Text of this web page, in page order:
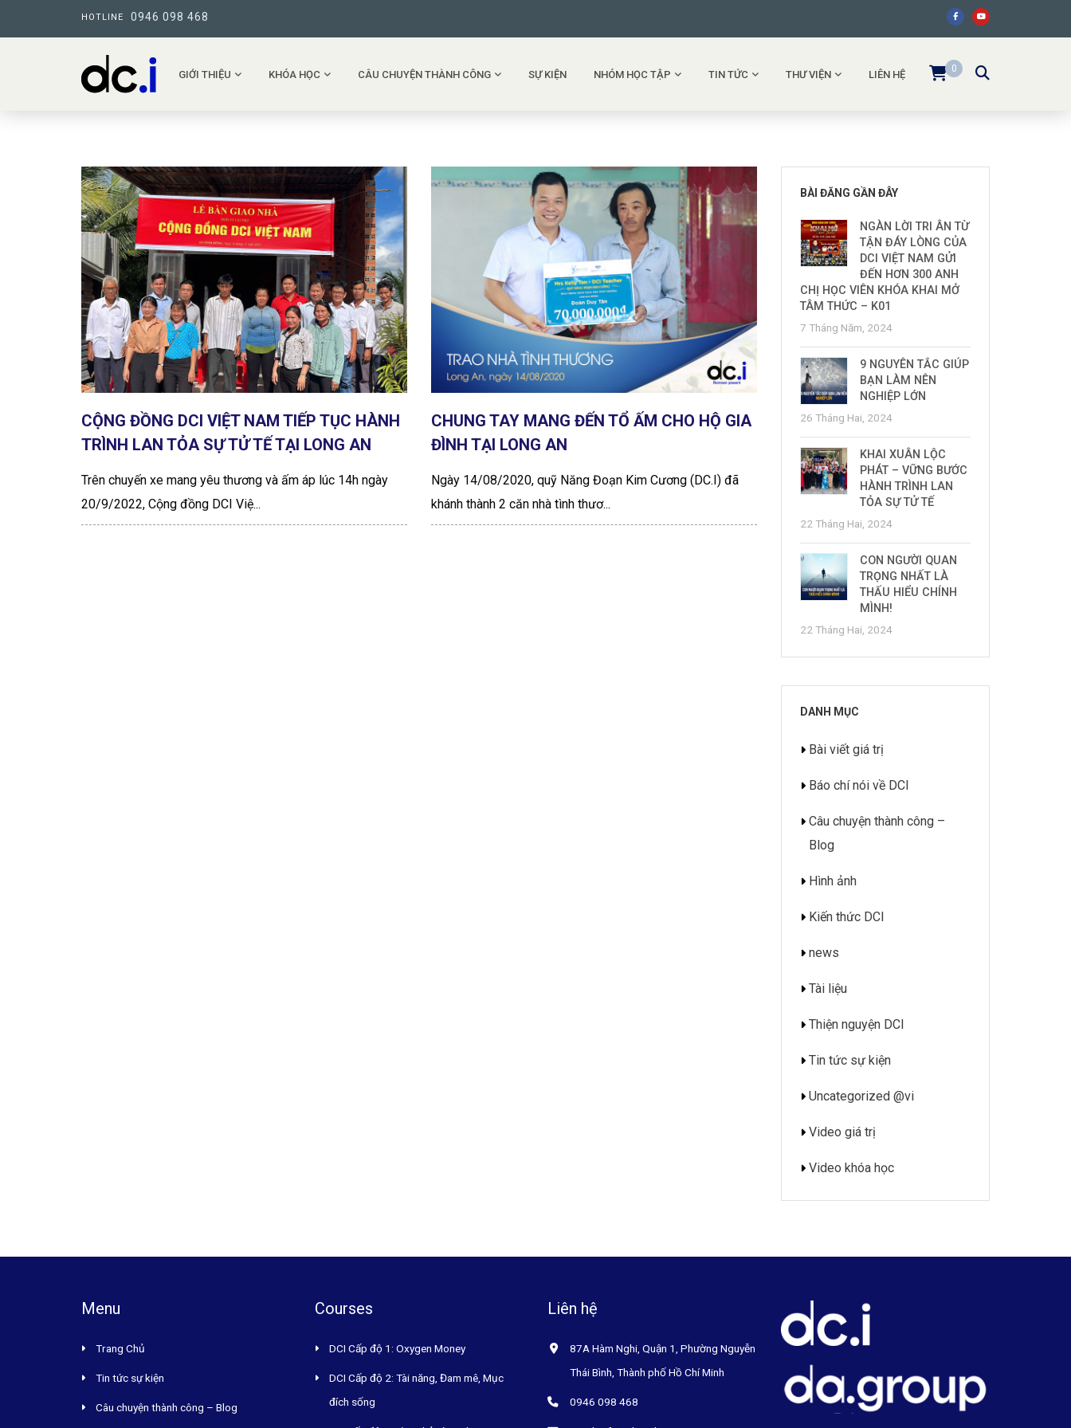
HOTLINE 0946 098 468
0
GIỚI THIỆU KHÓA HỌC CÂU CHUYỆN THÀNH CÔNG SỰ KIỆN NHÓM HỌC TẬP TIN TỨC THƯ VIỆN LIÊN HỆ
CỘNG ĐỒNG DCI VIỆT NAM TIẾP TỤC HÀNH
TRÌNH LAN TỎA SỰ TỬ TẾ TẠI LONG AN
Trên chuyến xe mang yêu thương và ấm áp lúc 14h ngày
20/9/2022, Cộng đồng DCI Việ...
CHUNG TAY MANG ĐẾN TỔ ẤM CHO HỘ GIA
ĐÌNH TẠI LONG AN
Ngày 14/08/2020, quỹ Năng Đoạn Kim Cương (DC.I) đã
khánh thành 2 căn nhà tình thươ...
BÀI ĐĂNG GẦN ĐÂY
NGÀN LỜI TRI ÂN TỪ
TẬN ĐÁY LÒNG CỦA
DCI VIỆT NAM GỬI
ĐẾN HƠN 300 ANH
CHỊ HỌC VIÊN KHÓA KHAI MỞ
TÂM THỨC – K01
7 Tháng Năm, 2024
9 NGUYÊN TẮC GIÚP
BẠN LÀM NÊN
NGHIỆP LỚN
26 Tháng Hai, 2024
KHAI XUÂN LỘC
PHÁT – VỮNG BƯỚC
HÀNH TRÌNH LAN
TỎA SỰ TỬ TẾ
22 Tháng Hai, 2024
CON NGƯỜI QUAN
TRỌNG NHẤT LÀ
THẤU HIỂU CHÍNH
MÌNH!
22 Tháng Hai, 2024
DANH MỤC
Bài viết giá trị
Báo chí nói về DCI
Câu chuyện thành công –
Blog
Hình ảnh
Kiến thức DCI
news
Tài liệu
Thiện nguyện DCI
Tin tức sự kiện
Uncategorized @vi
Video giá trị
Video khóa học
Menu
Trang Chủ
Tin tức sự kiện
Câu chuyện thành công – Blog
Courses
DCI Cấp độ 1: Oxygen Money
DCI Cấp độ 2: Tài năng, Đam mê, Mục
đích sống
Liên hệ
87A Hàm Nghi, Quận 1, Phường Nguyễn
Thái Bình, Thành phố Hồ Chí Minh
0946 098 468